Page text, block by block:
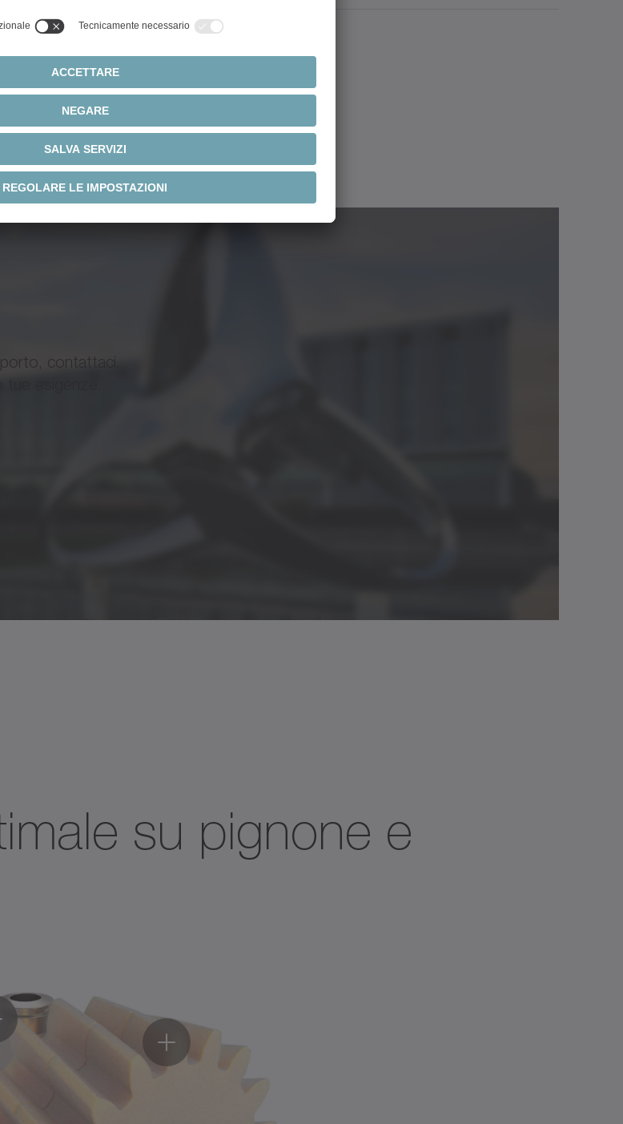
Tipo di documento
Linear System
Brochure/Catalogo
e cremagliera alpha
contattaci.
esigenze.
su pignone e